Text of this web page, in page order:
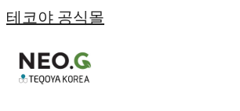
테코야 공식몰